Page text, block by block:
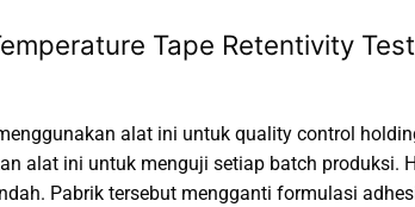
Tape Retentivity
alat ini untuk quality control
alat ini untuk menguji setiap batch produksi.
Pabrik tersebut mengganti formulasi